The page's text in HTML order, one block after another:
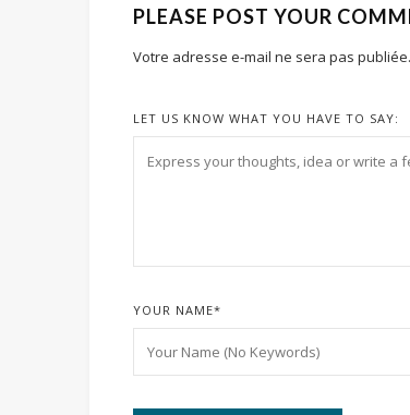
PLEASE POST YOUR
Votre adresse e-mail ne sera pas publiée.
LET US KNOW WHAT YOU HAVE TO SAY:
YOUR NAME*